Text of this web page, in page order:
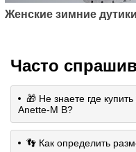
Женские зимние
Часто
🎁 Не знаете где
Anette-M B?
👣 Как определить